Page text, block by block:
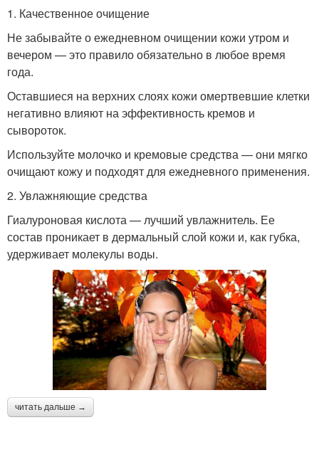
1. Качественное очищение
Не забывайте о ежедневном очищении кожи утром и
вечером — это правило обязательно в любое время
года.
Оставшиеся на верхних слоях кожи омертвевшие клетки
негативно влияют на эффективность кремов и
сывороток.
Используйте молочко и кремовые средства — они мягко
очищают кожу и подходят для ежедневного применения.
2. Увлажняющие средства
Гиалуроновая кислота — лучший увлажнитель. Ее
состав проникает в дермальный слой кожи и, как губка,
удерживает молекулы воды.
читать дальше →